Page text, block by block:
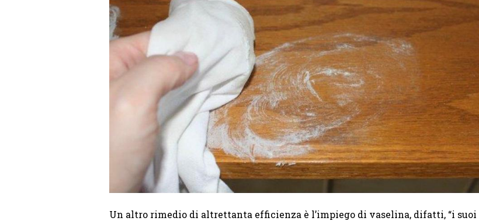
Un altro rimedio di altrettanta efficienza è l’impiego di vaselina, difatti, “i suoi